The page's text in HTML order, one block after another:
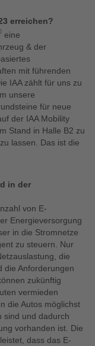
erreichen?
eine
& der
mit führenden
IAA zählt für uns zu
unsere
für neue
der IAA Mobility
Stand in Halle B2 zu
lassen. Das ist die
in der
von E-
Energieversorgung
in die Stromnetze
zu steuern. Nur
die
die Anforderungen
zukünftig
vermieden
die Autos möglichst
sind und dadurch
vorhanden ist. Die
dass das E-